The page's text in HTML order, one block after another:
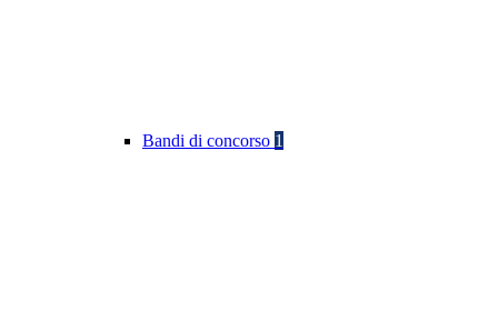
Bandi di concorso 1